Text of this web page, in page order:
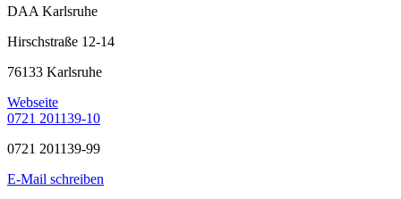
DAA Karlsruhe
Hirschstraße 12-14
76133 Karlsruhe
Webseite
0721 201139-10
0721 201139-99
E-Mail schreiben